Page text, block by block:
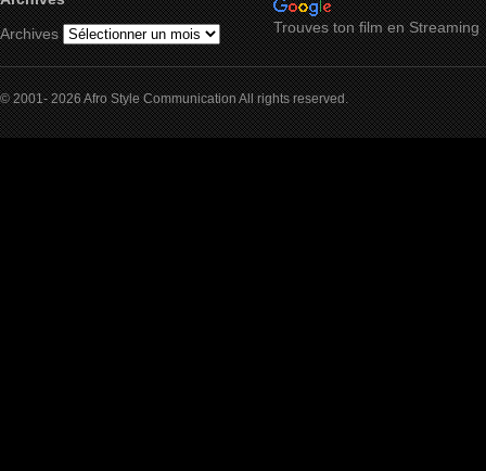
Archives
Trouves ton film en Streaming
© 2001- 2026 Afro Style Communication All rights reserved.